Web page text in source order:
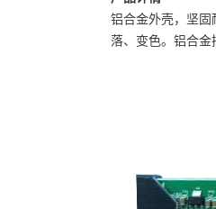
铝合金外壳，坚
落、变色。铝合